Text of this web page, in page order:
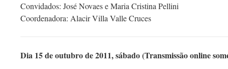
Convidados: José Novaes e Maria Cristina Pellini
Coordenadora: Alacir Villa Valle Cruces
Dia 15 de outubro de 2011, sábado (Transmissão online